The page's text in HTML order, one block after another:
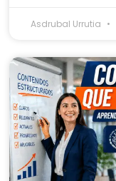
Asdrubal Urrutia